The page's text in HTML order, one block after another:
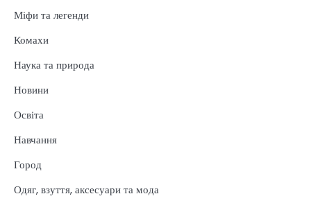
Міфи та легенди
Комахи
Наука та природа
Новини
Освіта
Навчання
Город
Одяг, взуття, аксесуари та мода